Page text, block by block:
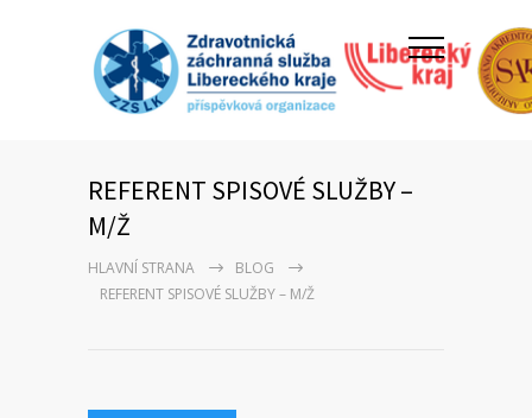
REFERENT SPISOVÉ SLUŽBY –
M/Ž
HLAVNÍ STRANA
BLOG
REFERENT SPISOVÉ SLUŽBY – M/Ž